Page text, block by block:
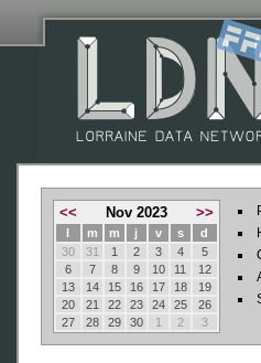
<< Nov 2023 >>
l m m j v s
d
30
31 1 2 3 4
5
6
7 8 9 10 11
12
13
14 15 16 17 18
19
20
21 22 23 24 25
26
27
28 29 30 1 2 3